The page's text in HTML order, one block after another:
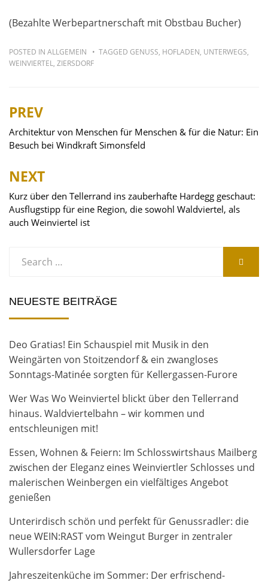
(Bezahlte Werbepartnerschaft mit Obstbau Bucher)
POSTED IN ALLGEMEIN TAGGED GENUSS, HOFLADEN, UNTERWEGS,
WEINVIERTEL, ZIERSDORF
Beitragsnavigation
PREV
Architektur von Menschen für Menschen & für die Natur: Ein
Besuch bei Windkraft Simonsfeld
NEXT
Kurz über den Tellerrand ins zauberhafte Hardegg geschaut:
Ausflugstipp für eine Region, die sowohl Waldviertel, als
auch Weinviertel ist
for:
NEUESTE BEITRÄGE
Deo Gratias! Ein Schauspiel mit Musik in den
Weingärten von Stoitzendorf & ein zwangloses
Sonntags-Matinée sorgten für Kellergassen-Furore
Wer Was Wo Weinviertel blickt über den Tellerrand
hinaus. Waldviertelbahn – wir kommen und
entschleunigen mit!
Essen, Wohnen & Feiern: Im Schlosswirtshaus Mailberg
zwischen der Eleganz eines Weinviertler Schlosses und
malerischen Weinbergen ein vielfältiges Angebot
genießen
Unterirdisch schön und perfekt für Genussradler: die
neue WEIN:RAST vom Weingut Burger in zentraler
Wullersdorfer Lage
Jahreszeitenküche im Sommer: Der erfrischend-